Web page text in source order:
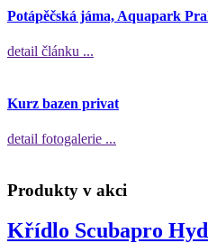
Potápěčská jáma, Aquapark
detail článku ...
Kurz bazen privat
detail fotogalerie ...
Produkty v akci
Křídlo Scubapro